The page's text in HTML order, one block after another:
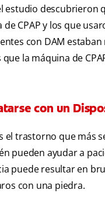
estudio
CPAP y los que
con DAM
la máquina de
con un
el trastorno que más
pueden ayudar a
puede resultar en
con una piedra.